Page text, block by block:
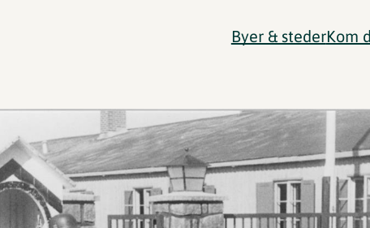
Byer & stederKom